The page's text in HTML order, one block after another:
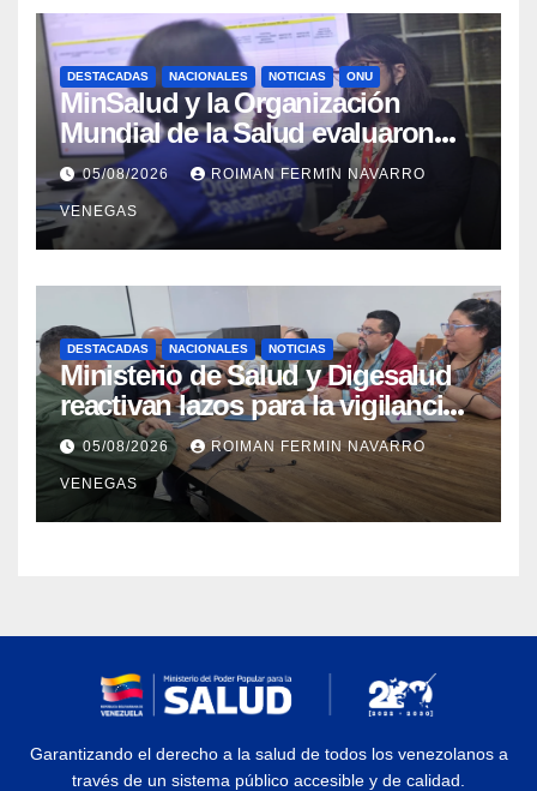
DESTACADAS NACIONALES NOTICIAS ONU
MinSalud y la Organización
Mundial de la Salud evaluaron
propuesta técnica integral en
materia de agua saneamiento e
higiene ante contingencia
sísmica
05/08/2026 ROIMAN FERMIN NAVARRO
VENEGAS
DESTACADAS NACIONALES NOTICIAS
Ministerio de Salud y Digesalud
reactivan lazos para la vigilancia
epidemiológica y el control de
enfermedades
05/08/2026 ROIMAN FERMIN NAVARRO
VENEGAS
Garantizando el derecho a la salud de todos los venezolanos a
través de un sistema público accesible y de calidad.